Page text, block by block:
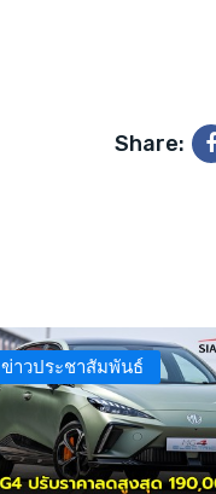
Share:
ข่าวประชาสัมพันธ์